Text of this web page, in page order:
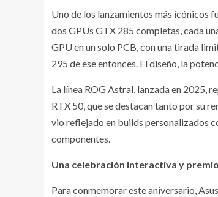
Uno de los lanzamientos más icónicos
dos GPUs GTX 285 completas, cada
GPU en un solo PCB, con una tirada
295 de ese entonces. El diseño, la
La línea ROG Astral, lanzada en 2025,
RTX 50, que se destacan tanto por su
vio reflejado en builds personalizados
componentes.
Una celebración interactiva y
Para conmemorar este aniversario,